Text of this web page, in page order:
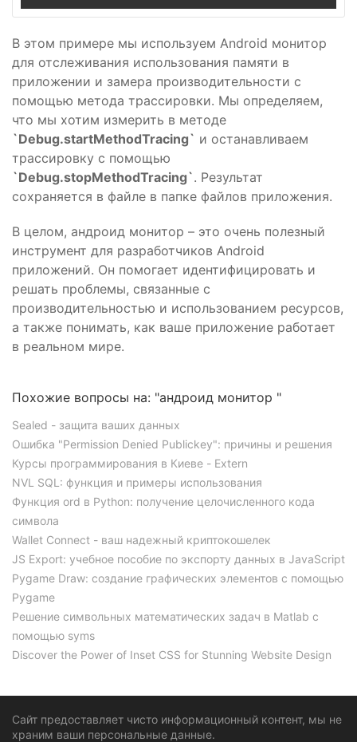
В этом примере мы используем Android монитор
для отслеживания использования памяти в
приложении и замера производительности с
помощью метода трассировки. Мы определяем,
что мы хотим измерить в методе
`Debug.startMethodTracing` и останавливаем
трассировку с помощью
`Debug.stopMethodTracing`. Результат
сохраняется в файле в папке файлов приложения.
В целом, андроид монитор – это очень полезный
инструмент для разработчиков Android
приложений. Он помогает идентифицировать и
решать проблемы, связанные с
производительностью и использованием ресурсов,
а также понимать, как ваше приложение работает
в реальном мире.
Похожие вопросы на: "андроид монитор "
Sealed - защита ваших данных
Ошибка "Permission Denied Publickey": причины и решения
Курсы программирования в Киеве - Extern
NVL SQL: функция и примеры использования
Функция ord в Python: получение целочисленного кода
символа
Wallet Connect - ваш надежный криптокошелек
JS Export: учебное пособие по экспорту данных в JavaScript
Pygame Draw: создание графических элементов с помощью
Pygame
Решение символьных математических задач в Matlab с
помощью syms
Discover the Power of Inset CSS for Stunning Website Design
Сайт предоставляет чисто информационный контент, мы не
храним ваши персональные данные.